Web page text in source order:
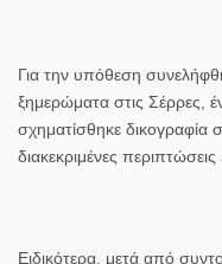
Για την υπόθεση
ξημερώματα στις Σέρρες,
σχηματίσθηκε δικογραφία
διακεκριμένες
Ειδικότερα, μετά από